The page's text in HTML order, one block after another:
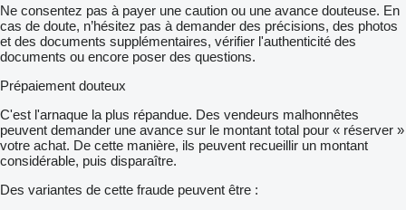
Ne consentez pas à payer une caution ou une avance douteuse. En
cas de doute, n’hésitez pas à demander des précisions, des photos
et des documents supplémentaires, vérifier l'authenticité des
documents ou encore poser des questions.
Prépaiement douteux
C'est l'arnaque la plus répandue. Des vendeurs malhonnêtes
peuvent demander une avance sur le montant total pour « réserver »
votre achat. De cette manière, ils peuvent recueillir un montant
considérable, puis disparaître.
Des variantes de cette fraude peuvent être :